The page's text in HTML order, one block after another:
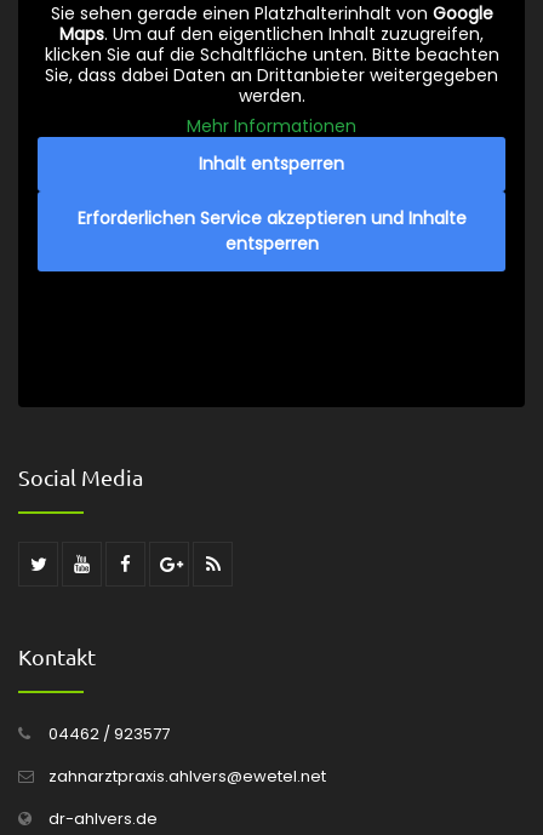
Sie sehen gerade einen Platzhalterinhalt von Google
Maps. Um auf den eigentlichen Inhalt zuzugreifen,
klicken Sie auf die Schaltfläche unten. Bitte beachten
Sie, dass dabei Daten an Drittanbieter weitergegeben
werden.
Mehr Informationen
Inhalt entsperren
Erforderlichen Service akzeptieren und Inhalte
entsperren
Social Media
Kontakt
04462 / 923577
zahnarztpraxis.ahlvers@ewetel.net
dr-ahlvers.de